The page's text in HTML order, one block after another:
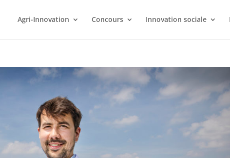
Agri-Innovation Concours Innovation sociale